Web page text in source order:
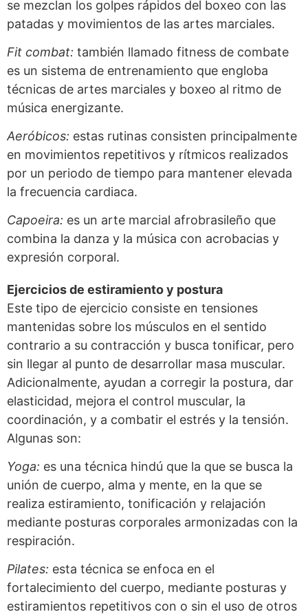
se mezclan los golpes rápidos del boxeo con las
patadas y movimientos de las artes marciales.
Fit combat: también llamado fitness de combate
es un sistema de entrenamiento que engloba
técnicas de artes marciales y boxeo al ritmo de
música energizante.
Aeróbicos: estas rutinas consisten principalmente
en movimientos repetitivos y rítmicos realizados
por un periodo de tiempo para mantener elevada
la frecuencia cardiaca.
Capoeira: es un arte marcial afrobrasileño que
combina la danza y la música con acrobacias y
expresión corporal.
Ejercicios de estiramiento y postura
Este tipo de ejercicio consiste en tensiones
mantenidas sobre los músculos en el sentido
contrario a su contracción y busca tonificar, pero
sin llegar al punto de desarrollar masa muscular.
Adicionalmente, ayudan a corregir la postura, dar
elasticidad, mejora el control muscular, la
coordinación, y a combatir el estrés y la tensión.
Algunas son:
Yoga: es una técnica hindú que la que se busca la
unión de cuerpo, alma y mente, en la que se
realiza estiramiento, tonificación y relajación
mediante posturas corporales armonizadas con la
respiración.
Pilates: esta técnica se enfoca en el
fortalecimiento del cuerpo, mediante posturas y
estiramientos repetitivos con o sin el uso de otros